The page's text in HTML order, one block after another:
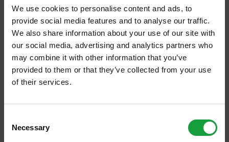
We use cookies to personalise content and ads, to
provide social media features and to analyse our traffic.
We also share information about your use of our site with
our social media, advertising and analytics partners who
may combine it with other information that you’ve
provided to them or that they’ve collected from your use
of their services.
Selection
Necessary
In questi anni si è assistito alla diffusione del
fenomeno, con grandi sbagli iniziali da parte
di alcune cantine che realizzavano vini
puzzolenti, quasi imbevibili e che hanno dato
al fenomeno una matrice sbagliata: quella di
vini che erano così quasi per magia o per un
rigore produttivo che teneva conto solo delle
condizioni naturali del terreno e del clima.
ISCRIVITI ALLA NEWSLETTER
Resta aggiornato su tutte le ultime novita nel campo